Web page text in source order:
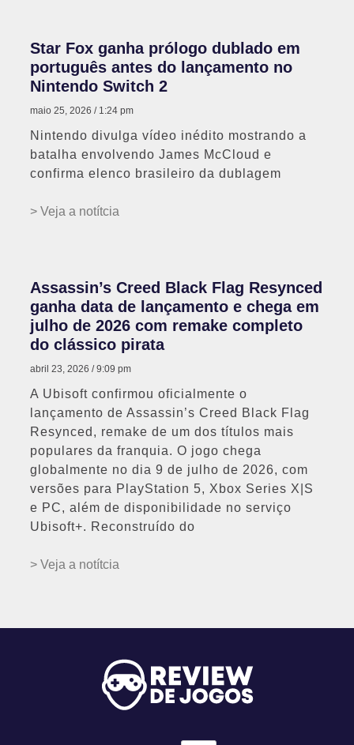
Star Fox ganha prólogo dublado em
português antes do lançamento no
Nintendo Switch 2
maio 25, 2026 1:24 pm
Nintendo divulga vídeo inédito mostrando a
batalha envolvendo James McCloud e
confirma elenco brasileiro da dublagem
> Veja a notítcia
Assassin’s Creed Black Flag Resynced
ganha data de lançamento e chega em
julho de 2026 com remake completo
do clássico pirata
abril 23, 2026 9:09 pm
A Ubisoft confirmou oficialmente o
lançamento de Assassin’s Creed Black Flag
Resynced, remake de um dos títulos mais
populares da franquia. O jogo chega
globalmente no dia 9 de julho de 2026, com
versões para PlayStation 5, Xbox Series X|S
e PC, além de disponibilidade no serviço
Ubisoft+. Reconstruído do
> Veja a notítcia